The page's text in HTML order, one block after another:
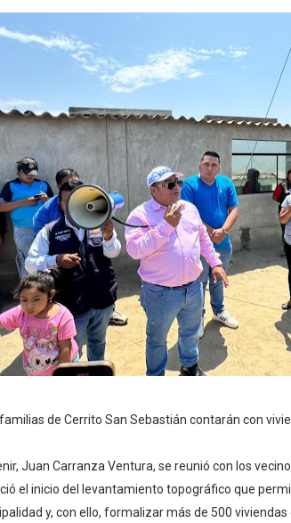
por Fiestas Patrias? Así puedes evitar
PÉREZ ASEGURA QUE EN SUS
DE 12 MIL USUARIOS QUEDARON SIN
Ahora dar de baja tu servicio de
por fiestas patrias? OSIPTEL
TUS DEUDAS POR VIDEO
POR FIESTAS PATRIAS
de Piura comparte su
empresas operadoras están
habilita envío de remesas a Venezuela
de Economistas: nuevo gobierno
QUEDAN MENOS DE 90 DÍAS PARA
de Cerrito San Sebastián contarán con
Juan Carranza Ventura, se reunió con los
el inicio del levantamiento topográfico que
y, con ello, formalizar más de 500 viviendas